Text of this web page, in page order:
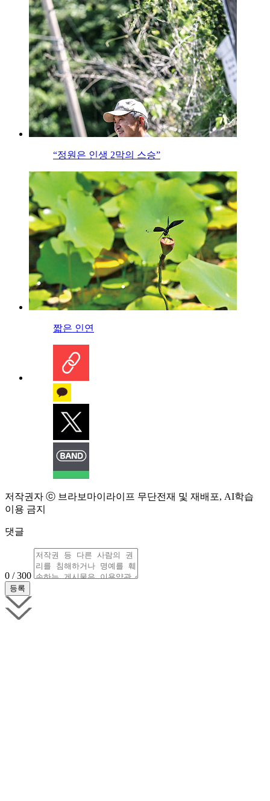
“정원은 인생 2막의 스승”
짧은 인연
저작권자 ⓒ 브라보마이라이프 무단전재 및 재배포, AI학습
이용 금지
댓글
0 / 300